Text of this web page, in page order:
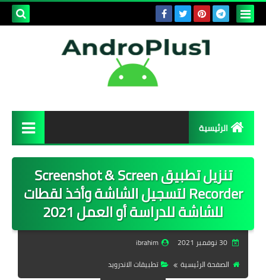
الرئيسية
برامج وتطبيقات
برامج الويندوز
تطبيقات الاندرويد
تطبيقات المشاهدة
تنزيل تطبيق Screenshot & Screen
Recorder لتسجيل الشاشة وأخذ لقطات
للشاشة للدراسة أو العمل 2021
30 نوفمبر 2021
ibrahim
الصفحة الرئيسية
تطبيقات الاندرويد